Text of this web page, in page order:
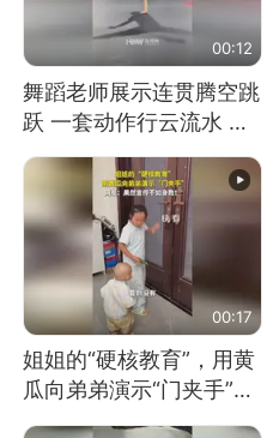
00:12
舞蹈老师展示连贯腾空跳
跃 一套动作行云流水 节
奏感拉满 网友：怎么做
到又舞又武的？
00:17
姐姐的“硬核教育”，用黄
瓜向弟弟演示“门夹手”，
网友：果然言传不如身